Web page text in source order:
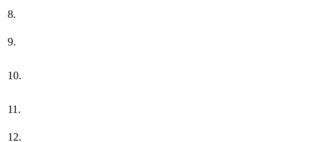
8.
9.
10.
11.
12.